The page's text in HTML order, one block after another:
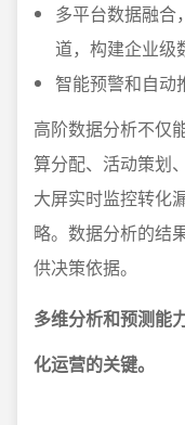
多平台数据融合
道，构建企业级
智能预警和自动
高阶数据分析不仅
算分配、活动策划
大屏实时监控转化
略。数据分析的结
供决策依据。
多维分析和预测能
化运营的关键。